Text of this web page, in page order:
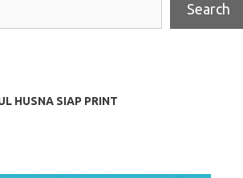
Search
HUSNA SIAP PRINT